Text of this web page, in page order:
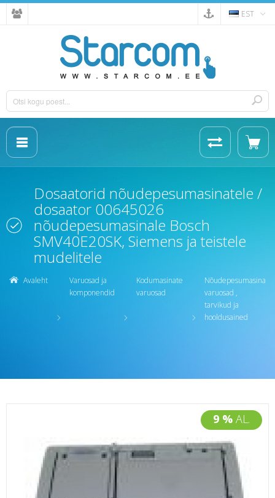
EST
Dosaatorid nõudepesumasinatele /
dosaator 00645026
nõudepesumasinale Bosch
SMV40E20SK, Siemens ja teistele
mudelitele
Avaleht
Varuosad ja
komponendid
Kodumasinate
varuosad
Nõudepesumasina
varuosad ,
tarvikud ja
hooldusained
9 % AL.